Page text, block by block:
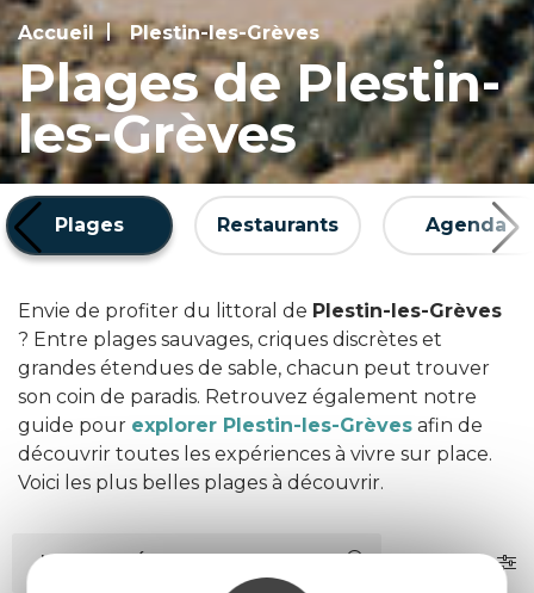
Accueil Plestin-les-Grèves
Plages de Plestin-
les-Grèves
Plages Restaurants Agenda
Envie de profiter du littoral de Plestin-les-Grèves
? Entre plages sauvages, criques discrètes et
grandes étendues de sable, chacun peut trouver
son coin de paradis. Retrouvez également notre
guide pour explorer Plestin-les-Grèves afin de
découvrir toutes les expériences à vivre sur place.
Voici les plus belles plages à découvrir.
MOTS-CLÉS